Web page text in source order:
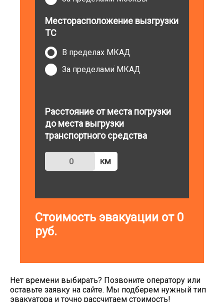
Месторасположение вызгрузки
ТС
В пределах МКАД
За пределами МКАД
Расстояние от места погрузки
до места выгрузки
транспортного средства
км
Стоимость эвакуации от 0
руб.
Нет времени выбирать? Позвоните оператору или
оставьте заявку на сайте. Мы подберем нужный тип
эвакуатора и точно рассчитаем стоимость!